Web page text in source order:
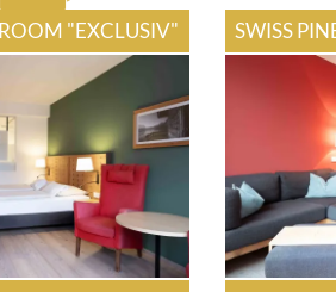
"EXCLUSIV" SWISS